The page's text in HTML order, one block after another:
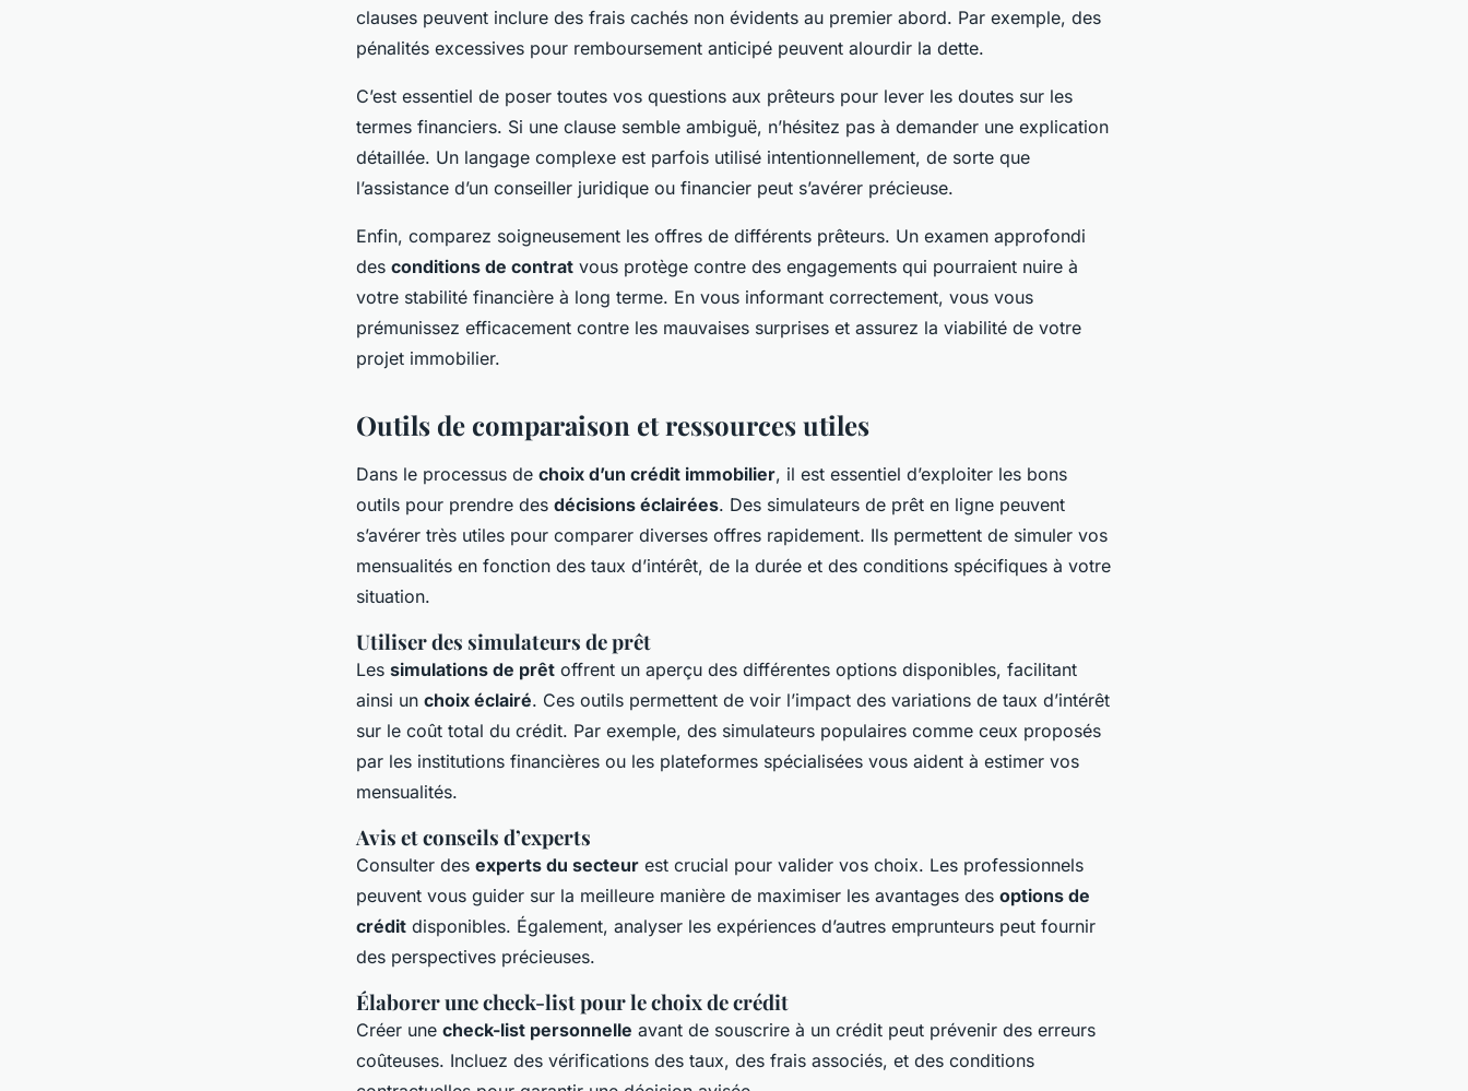
clauses peuvent inclure des frais cachés non évidents au premier abord. Par exemple, des
pénalités excessives pour remboursement anticipé peuvent alourdir la dette.
C’est essentiel de poser toutes vos questions aux prêteurs pour lever les doutes sur les
termes financiers. Si une clause semble ambiguë, n’hésitez pas à demander une explication
détaillée. Un langage complexe est parfois utilisé intentionnellement, de sorte que
l’assistance d’un conseiller juridique ou financier peut s’avérer précieuse.
Enfin, comparez soigneusement les offres de différents prêteurs. Un examen approfondi
des conditions de contrat vous protège contre des engagements qui pourraient nuire à
votre stabilité financière à long terme. En vous informant correctement, vous vous
prémunissez efficacement contre les mauvaises surprises et assurez la viabilité de votre
projet immobilier.
Outils de comparaison et ressources utiles
Dans le processus de choix d’un crédit immobilier, il est essentiel d’exploiter les bons
outils pour prendre des décisions éclairées. Des simulateurs de prêt en ligne peuvent
s’avérer très utiles pour comparer diverses offres rapidement. Ils permettent de simuler vos
mensualités en fonction des taux d’intérêt, de la durée et des conditions spécifiques à votre
situation.
Utiliser des simulateurs de prêt
Les simulations de prêt offrent un aperçu des différentes options disponibles, facilitant
ainsi un choix éclairé. Ces outils permettent de voir l’impact des variations de taux d’intérêt
sur le coût total du crédit. Par exemple, des simulateurs populaires comme ceux proposés
par les institutions financières ou les plateformes spécialisées vous aident à estimer vos
mensualités.
Avis et conseils d’experts
Consulter des experts du secteur est crucial pour valider vos choix. Les professionnels
peuvent vous guider sur la meilleure manière de maximiser les avantages des options de
crédit disponibles. Également, analyser les expériences d’autres emprunteurs peut fournir
des perspectives précieuses.
Élaborer une check-list pour le choix de crédit
Créer une check-list personnelle avant de souscrire à un crédit peut prévenir des erreurs
coûteuses. Incluez des vérifications des taux, des frais associés, et des conditions